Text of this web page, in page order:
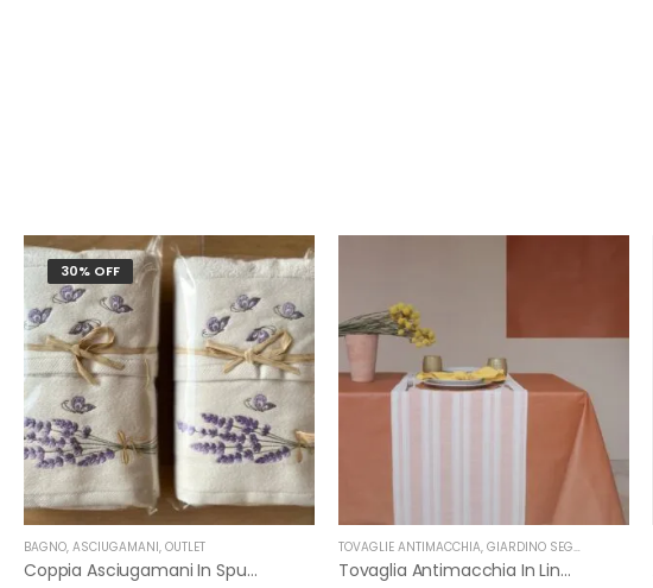
30% OFF
BAGNO, ASCIUGAMANI, OUTLET
Coppia Asciugamani In Spugna Di Puro Cotone
TOVAGLIE ANTIMACCHIA, GIARDINO SEGRETO
Tovaglia Antimacchia In Lino Resinato Rettangolare 135X240 Cm Giardino Segreto